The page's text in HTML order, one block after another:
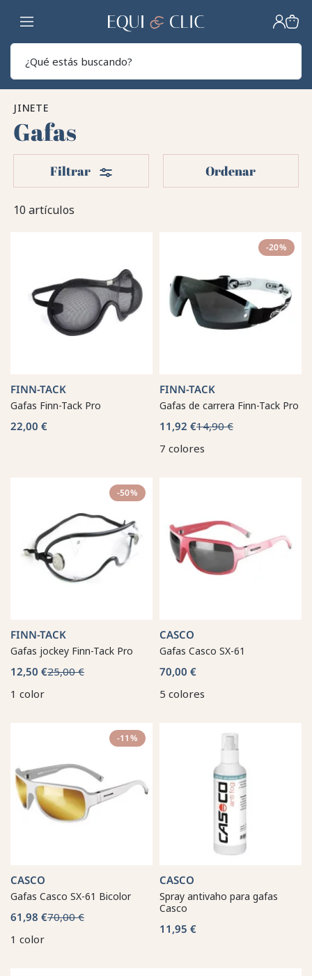
Hogar
JINETE
Gafas
10 artículos
Filtrar Filtros Ordenar
FINN-TACK
Gafas Finn-Tack Pro
22,00 €
-20%
FINN-TACK
Gafas de carrera Finn-Tack Pro
11,92 €14,90 €
7 colores
-50%
FINN-TACK
Gafas jockey Finn-Tack Pro
12,50 €25,00 €
1 color
CASCO
Gafas Casco SX-61
70,00 €
5 colores
-11%
CASCO
Gafas Casco SX-61 Bicolor
61,98 €70,00 €
1 color
CASCO
Spray antivaho para gafas
Casco
11,95 €